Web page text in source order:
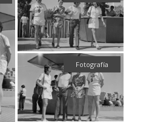
Fotografía